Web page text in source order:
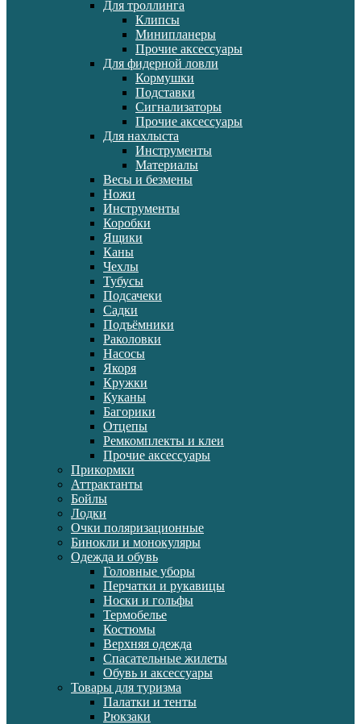
Для троллинга
Клипсы
Минипланеры
Прочие аксессуары
Для фидерной ловли
Кормушки
Подставки
Сигнализаторы
Прочие аксессуары
Для нахлыста
Инструменты
Материалы
Весы и безмены
Ножи
Инструменты
Коробки
Ящики
Каны
Чехлы
Тубусы
Подсачеки
Садки
Подъёмники
Раколовки
Насосы
Якоря
Кружки
Куканы
Багорики
Отцепы
Ремкомплекты и клеи
Прочие аксессуары
Прикормки
Аттрактанты
Бойлы
Лодки
Очки поляризационные
Бинокли и монокуляры
Одежда и обувь
Головные уборы
Перчатки и рукавицы
Носки и гольфы
Термобелье
Костюмы
Верхняя одежда
Спасательные жилеты
Обувь и аксессуары
Товары для туризма
Палатки и тенты
Рюкзаки